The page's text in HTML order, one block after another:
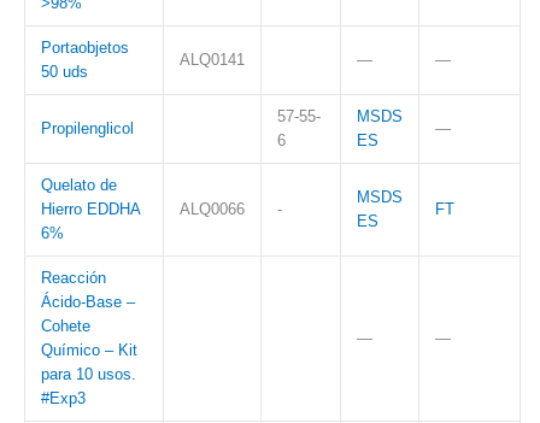
Portaobjetos
50 uds
ALQ0141 — —
Propilenglicol
57-55-
6
MSDS
ES
—
Quelato de
Hierro EDDHA
6%
ALQ0066 -
MSDS
ES
FT
Reacción
Ácido-Base –
Cohete
Químico – Kit
para 10 usos.
#Exp3
— —